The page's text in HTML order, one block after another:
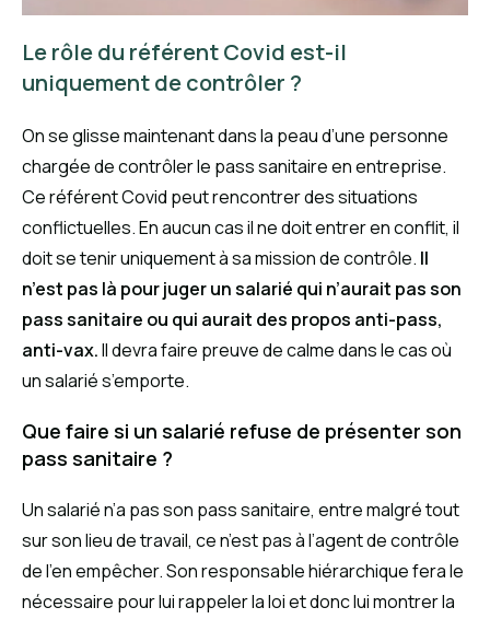
Le rôle du référent Covid est-il
uniquement de contrôler ?
On se glisse maintenant dans la peau d’une personne
chargée de contrôler le pass sanitaire en entreprise.
Ce référent Covid peut rencontrer des situations
conflictuelles. En aucun cas il ne doit entrer en conflit, il
doit se tenir uniquement à sa mission de contrôle. Il
n’est pas là pour juger un salarié qui n’aurait pas son
pass sanitaire ou qui aurait des propos anti-pass,
anti-vax.Il devra faire preuve de calme dans le cas où
un salarié s’emporte.
Que faire si un salarié refuse de présenter son
pass sanitaire ?
Un salarié n’a pas son pass sanitaire, entre malgré tout
sur son lieu de travail, ce n’est pas à l’agent de contrôle
de l’en empêcher. Son responsable hiérarchique fera le
nécessaire pour lui rappeler la loi et donc lui montrer la